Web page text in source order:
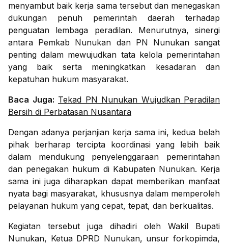
menyambut baik kerja sama tersebut dan menegaskan
dukungan penuh pemerintah daerah terhadap
penguatan lembaga peradilan. Menurutnya, sinergi
antara Pemkab Nunukan dan PN Nunukan sangat
penting dalam mewujudkan tata kelola pemerintahan
yang baik serta meningkatkan kesadaran dan
kepatuhan hukum masyarakat.
Baca Juga: Tekad PN Nunukan Wujudkan Peradilan
Bersih di Perbatasan Nusantara
Dengan adanya perjanjian kerja sama ini, kedua belah
pihak berharap tercipta koordinasi yang lebih baik
dalam mendukung penyelenggaraan pemerintahan
dan penegakan hukum di Kabupaten Nunukan. Kerja
sama ini juga diharapkan dapat memberikan manfaat
nyata bagi masyarakat, khususnya dalam memperoleh
pelayanan hukum yang cepat, tepat, dan berkualitas.
Kegiatan tersebut juga dihadiri oleh Wakil Bupati
Nunukan, Ketua DPRD Nunukan, unsur forkopimda,